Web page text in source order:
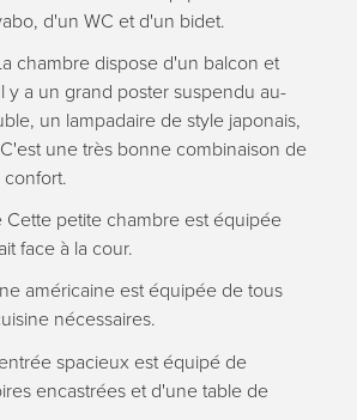
d'un WC et d'un bidet.
chambre dispose d'un balcon et
y a un grand poster suspendu au-
un lampadaire de style japonais,
une très bonne combinaison de
confort.
Cette petite chambre est équipée
face à la cour.
américaine est équipée de tous
nécessaires.
spacieux est équipé de
encastrées et d'une table de